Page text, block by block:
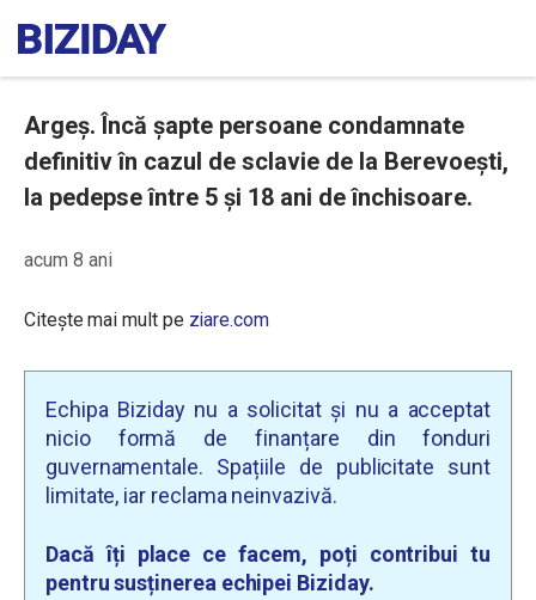
Argeş. Încă șapte persoane condamnate
definitiv în cazul de sclavie de la Berevoeşti,
la pedepse între 5 şi 18 ani de închisoare.
acum 8 ani
Citește mai mult pe ziare.com
Echipa Biziday nu a solicitat și nu a acceptat
nicio formă de finanțare din fonduri
guvernamentale. Spațiile de publicitate sunt
limitate, iar reclama neinvazivă.
Dacă îți place ce facem, poți contribui tu
pentru susținerea echipei Biziday.